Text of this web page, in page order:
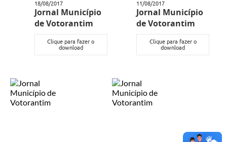
18/08/2017
Jornal Município
de Votorantim
Clique para fazer o
download
11/08/2017
Jornal Município
de Votorantim
Clique para fazer o
download